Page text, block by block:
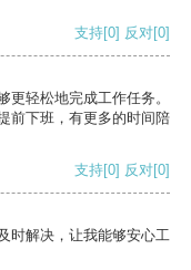
支持[0] 反对[0]
轻松地完成工作任务。
前下班，有更多的时间陪
支持[0] 反对[0]
时解决，让我能够安心工